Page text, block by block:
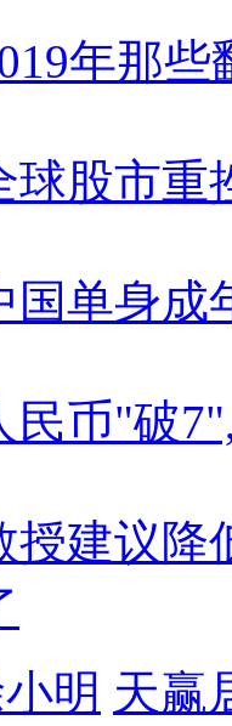
年那些
球股市重
国单身成
民币"破
授建议降
明 天赢